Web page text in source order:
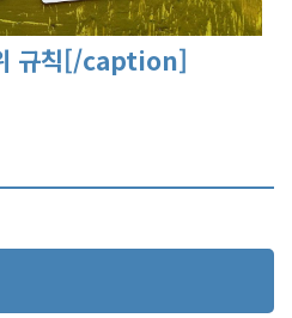
규칙[/caption]